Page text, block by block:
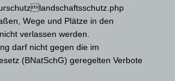
Wege und Plätze in den
verlassen werden.
darf nicht gegen die im
(BNatSchG) geregelten Verbote